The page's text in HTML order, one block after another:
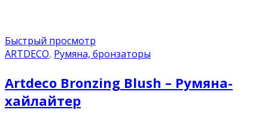
Быстрый просмотр
ARTDECO, Румяна, бронзаторы
Artdeco Bronzing Blush – Румяна-
хайлайтер